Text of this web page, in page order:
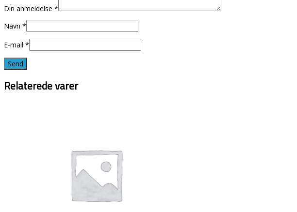
Din anmeldelse *
Navn *
E-mail *
Relaterede varer